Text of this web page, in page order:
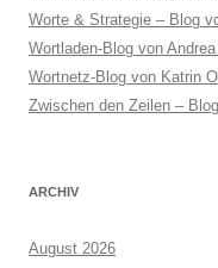
Worte & Strategie – Blog
Wortladen-Blog von
Wortnetz-Blog von Katrin
Zwischen den Zeilen –
ARCHIV
August 2026